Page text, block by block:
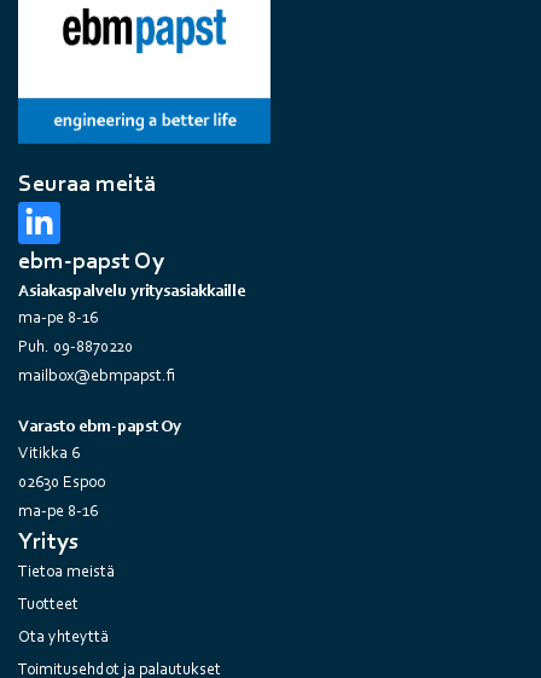
Seuraa meitä
ebm-papst Oy
Asiakaspalvelu yritysasiakkaille
ma-pe 8-16
Puh. 09-8870220
mailbox@ebmpapst.fi
Varasto ebm-papst Oy
Vitikka 6
02630 Espoo
ma-pe 8-16
Yritys
Tietoa meistä
Tuotteet
Ota yhteyttä
Toimitusehdot ja palautukset